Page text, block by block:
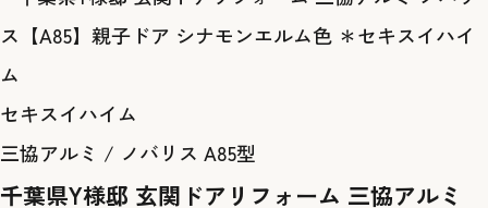
セキスイハイム
三協アルミ / ノバリス A85型
千葉県Y様邸 玄関ドアリフォーム 三協アルミ